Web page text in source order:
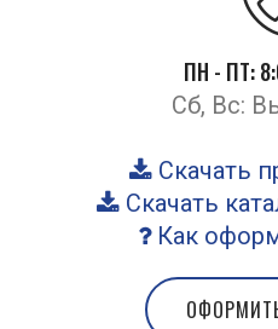
ПН - ПТ:
Сб, Вс:
Скачать
Скачать
Как